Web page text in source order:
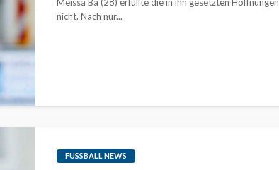
nicht. Nach nur...
FUSSBALL NEWS